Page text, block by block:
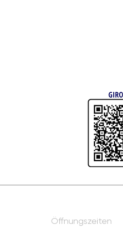
gedacht werden - nicht an
Öffnungszeiten